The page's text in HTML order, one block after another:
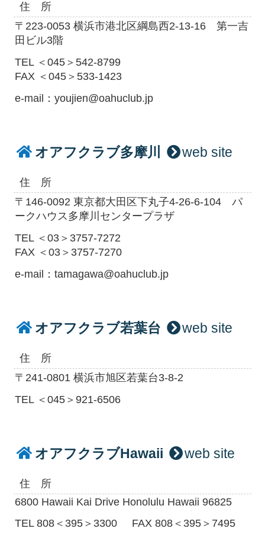
住 所
〒223-0053 横浜市港北区綱島西2-13-16 第一吉
田ビル3階
TEL ＜045＞542-8799
FAX ＜045＞533-1423
e-mail：youjien@oahuclub.jp
オアフクラブ多摩川 web site
住 所
〒146-0092 東京都大田区下丸子4-26-6-104 パ
ークハウス多摩川センタープラザ
TEL ＜03＞3757-7272
FAX ＜03＞3757-7270
e-mail：tamagawa@oahuclub.jp
オアフクラブ若葉台 web site
住 所
〒241-0801 横浜市旭区若葉台3-8-2
TEL ＜045＞921-6506
オアフクラブHawaii web site
住 所
6800 Hawaii Kai Drive Honolulu Hawaii 96825
TEL 808＜395＞3300
FAX 808＜395＞7495